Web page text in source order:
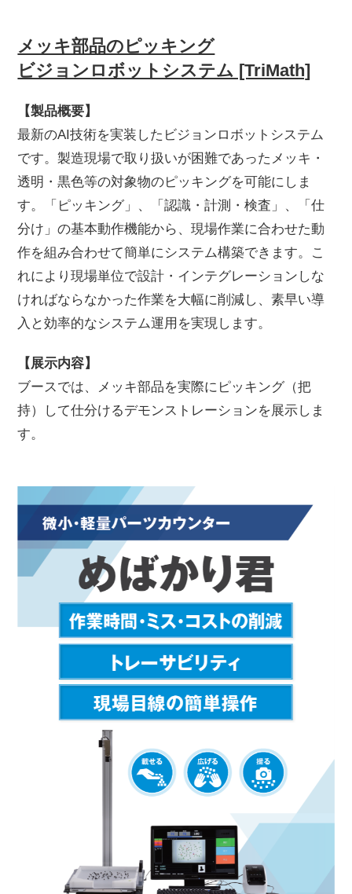
メッキ部品のピッキング
ビジョンロボットシステム [TriMath]
【製品概要】
最新のAI技術を実装したビジョンロボットシステム
です。製造現場で取り扱いが困難であったメッキ・
透明・黒色等の対象物のピッキングを可能にしま
す。「ピッキング」、「認識・計測・検査」、「仕
分け」の基本動作機能から、現場作業に合わせた動
作を組み合わせて簡単にシステム構築できます。こ
れにより現場単位で設計・インテグレーションしな
ければならなかった作業を大幅に削減し、素早い導
入と効率的なシステム運用を実現します。
【展示内容】
ブースでは、メッキ部品を実際にピッキング（把
持）して仕分けるデモンストレーションを展示しま
す。